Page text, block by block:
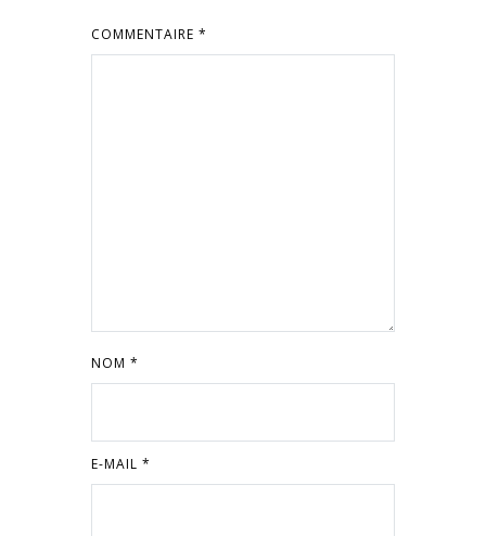
COMMENTAIRE *
NOM *
E-MAIL *